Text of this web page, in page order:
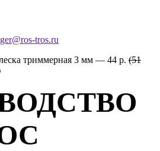
tros.ru
триммерная 3 мм — 44 р. (51